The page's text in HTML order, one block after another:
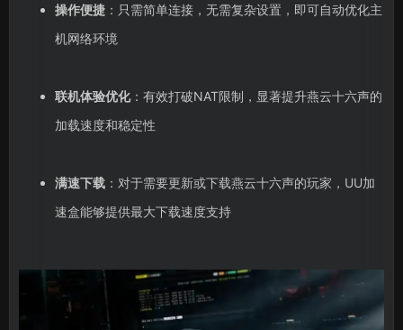
操作便捷：只需简单连接，无需复杂设置，即可自动优化主
机网络环境
联机体验优化：有效打破NAT限制，显著提升燕云十六声的
加载速度和稳定性
满速下载：对于需要更新或下载燕云十六声的玩家，UU加
速盒能够提供最大下载速度支持